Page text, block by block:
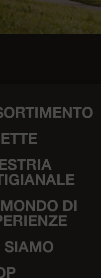
DI
SIAMO